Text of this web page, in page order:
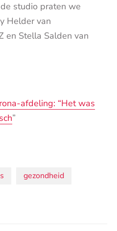
studio praten we
Helder van
en Stella Salden van
afdeling: “Het was
”
gezondheid